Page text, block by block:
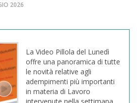
2026
La Video Pillola del Lunedì
offre una panoramica di tutte
le novità relative agli
adempimenti più importanti
in materia di Lavoro